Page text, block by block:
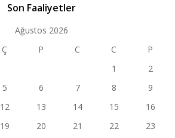
Son Faaliyetler
Ağustos 2026
Ç P C C
P
1
2
5 6 7 8
9
12 13 14 15
16
19 20 21 22
23